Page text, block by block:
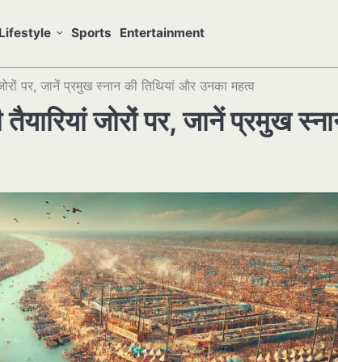
Lifestyle Sports Entertainment
पर, जानें प्रमुख स्नान की तिथियां और उनका महत्व
जोरों पर, जानें प्रमुख